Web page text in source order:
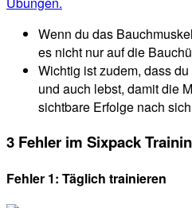
Wenn du das
es nicht nur auf die
Wichtig ist zudem, dass
und auch lebst, damit die
sichtbare Erfolge nach
3 Fehler im Sixpack
Fehler 1: Täglich trainieren